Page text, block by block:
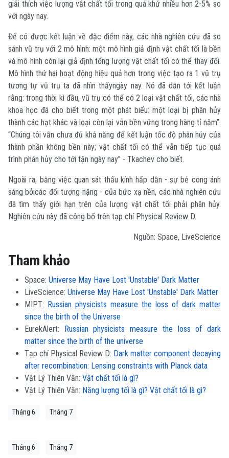
giải thích việc lượng vật chất tối trong quá khứ nhiều hơn 2-5% so
với ngày nay.
Để có được kết luận về đặc điểm này, các nhà nghiên cứu đã so
sánh vũ trụ với 2 mô hình: một mô hình giả định vật chất tối là bền
và mô hình còn lại giả định tổng lượng vật chất tối có thể thay đổi.
Mô hình thứ hai hoạt động hiệu quả hơn trong việc tạo ra 1 vũ trụ
tương tự vũ trụ ta đã nhìn thấyngày nay. Nó đã dẫn tới kết luận
rằng: trong thời kì đầu, vũ trụ có thể có 2 loại vật chất tối, các nhà
khoa học đã cho biết trong một phát biểu: một loại bị phân hủy
thành các hạt khác và loại còn lại vẫn bền vững trong hàng tỉ năm”.
“Chúng tôi vẫn chưa đủ khả năng để kết luận tốc độ phân hủy của
thành phần không bền này; vật chất tối có thể vẫn tiếp tục quá
trình phân hủy cho tới tận ngày nay” - Tkachev cho biết.
Ngoài ra, bằng việc quan sát thấu kính hấp dẫn - sự bẻ cong ánh
sáng bởicác đối tượng nặng - của bức xạ nền, các nhà nghiên cứu
đã tìm thấy giới hạn trên của lượng vật chất tối phải phân hủy.
Nghiên cứu này đã công bố trên tạp chí Physical Review D.
Nguồn: Space, LiveScience
Tham khảo
Space: Universe May Have Lost 'Unstable' Dark Matter
LiveScience: Universe May Have Lost 'Unstable' Dark Matter
MIPT: Russian physicists measure the loss of dark matter
since the birth of the Universe
EurekAlert:
Russian physicists measure the loss of dark
matter since the birth of the universe
Tạp chí Physical Review D: Dark matter component decaying
after recombination: Lensing constraints with Planck data
Vật Lý Thiên Văn: Vật chất tối là gì?
Vật Lý Thiên Văn: Năng lượng tối là gì? Vật chất tối là gì?
Tháng 6 Tháng 7
Tháng 6 Tháng 7